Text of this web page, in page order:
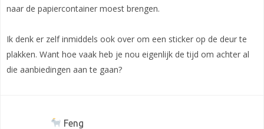
naar de papiercontainer moest brengen.
Ik denk er zelf inmiddels ook over om een sticker op de deur te
plakken. Want hoe vaak heb je nou eigenlijk de tijd om achter al
die aanbiedingen aan te gaan?
Feng